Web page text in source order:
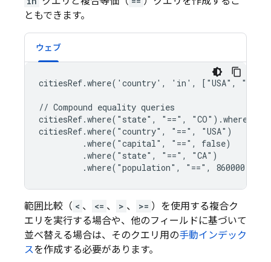
ともできます。
ウェブ
citiesRef.where('country', 'in', ["USA",
// Compound equality queries
citiesRef.where("state", "==",
citiesRef.where("country", "==", "USA")
         .where("capital", "==", false)
         .where("state", "==", "CA")
         .where("population", "==", 860000)
範囲比較（ < 、 <= 、 > 、 >= ）を使用する複合ク
エリを実行する場合や、他のフィールドに基づいて
並べ替える場合は、そのクエリ用の手動インデック
スを作成する必要があります。